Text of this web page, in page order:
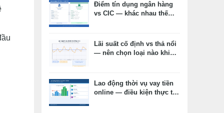
Điểm tín dụng ngân hàng
vs CIC — khác nhau thế
Lãi suất cố định vs thả nổi
— nên chọn loại nào khi
Lao động thời vụ vay tiền
online — điều kiện thực tế,